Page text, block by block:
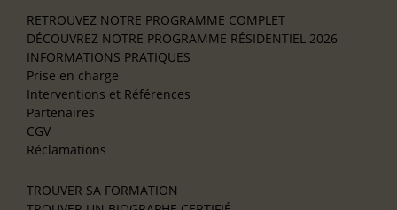
RETROUVEZ NOTRE PROGRAMME COMPLET
DÉCOUVREZ NOTRE PROGRAMME RÉSIDENTIEL 2026
INFORMATIONS PRATIQUES
Prise en charge
Interventions et Références
Partenaires
CGV
Réclamations
TROUVER SA FORMATION